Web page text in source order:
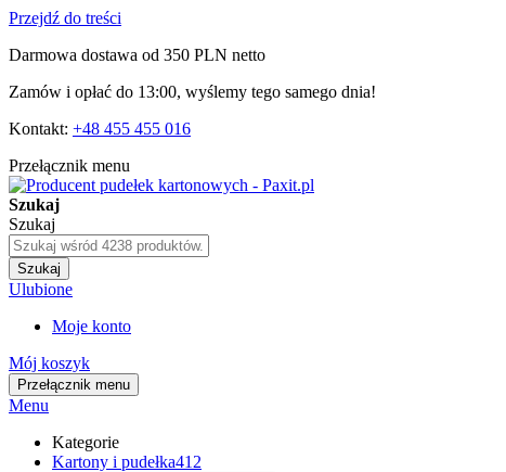
Przejdź do treści
Darmowa dostawa od 350 PLN netto
Zamów i opłać do 13:00, wyślemy tego samego dnia!
Kontakt: +48 455 455 016
Przełącznik menu
Szukaj
Szukaj
Szukaj
Ulubione
Moje konto
Mój koszyk
Przełącznik menu
Menu
Kategorie
Kartony i pudełka412